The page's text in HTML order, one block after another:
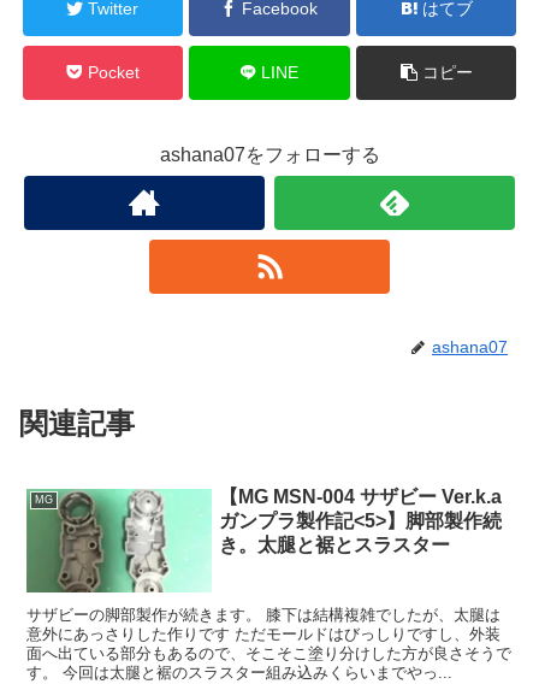
Twitter Facebook はてブ
Pocket LINE コピー
ashana07をフォローする
ashana07
関連記事
MG
【MG MSN-004 サザビー Ver.k.a
ガンプラ製作記<5>】脚部製作続
き。太腿と裾とスラスター
サザビーの脚部製作が続きます。 膝下は結構複雑でしたが、太腿は
意外にあっさりした作りです ただモールドはびっしりですし、外装
面へ出ている部分もあるので、そこそこ塗り分けした方が良さそうで
す。 今回は太腿と裾のスラスター組み込みくらいまでやっ...